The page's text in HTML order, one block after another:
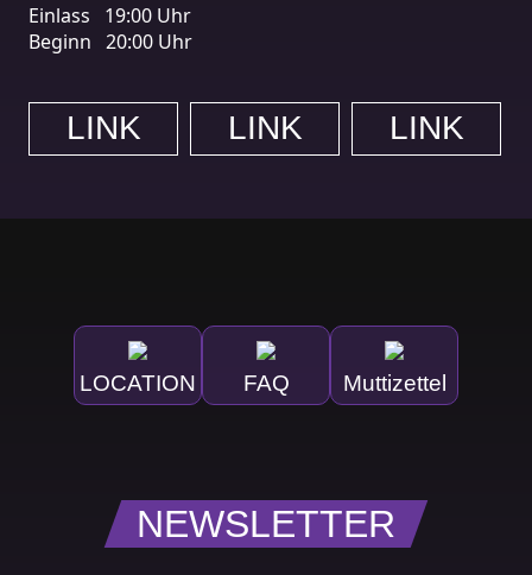
Einlass
19:00 Uhr
Beginn 20:00 Uhr
LINK LINK LINK
LOCATION FAQ Muttizettel
NEWSLETTER